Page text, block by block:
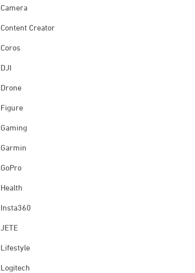
Camera
Content Creator
Coros
DJI
Drone
Figure
Gaming
Garmin
GoPro
Health
Insta360
JETE
Lifestyle
Logitech